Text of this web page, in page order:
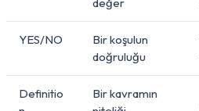
YES/NO
Bir koşulun
doğruluğu
Definitio
Bir kavramın